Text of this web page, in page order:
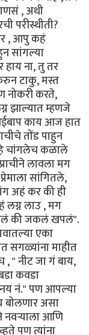
, अथी
परीस्थीती?
, आपु कहं
सांगल्या
हाय ना, तु तर
टाकु, मस्त
नोकरी करते,
झाल्यात म्हणजे
काय आज हात
तोंड पाहुन
हे चांगलेच कळाले
लावला मग
सांगितले,
अहं कर की ही
लाउ , मग
की जकलं खपलं".
एका
सगळ्यांना माहीत
" नीट जा गं बाय,
कवडा
नय नं." पण आपल्या
असा
नवर्‍याला आणि
पण त्यांना